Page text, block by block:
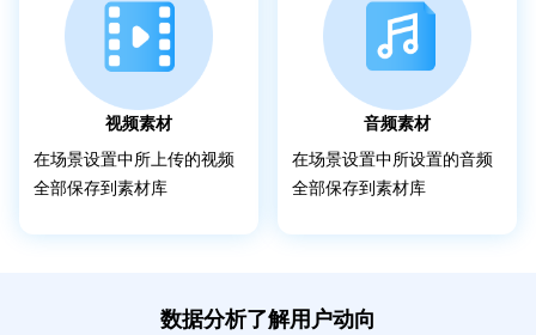
视频素材
在场景设置中所上传的视频
全部保存到素材库
音频素材
在场景设置中所设置的音频
全部保存到素材库
数据分析了解用户动向